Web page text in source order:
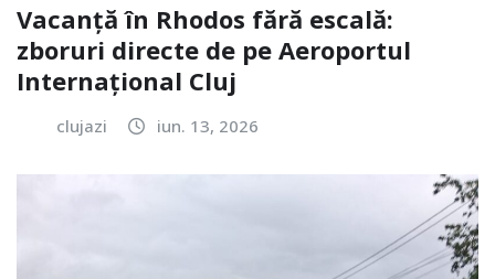
Vacanță în Rhodos fără escală:
zboruri directe de pe Aeroportul
Internațional Cluj
clujazi iun. 13, 2026